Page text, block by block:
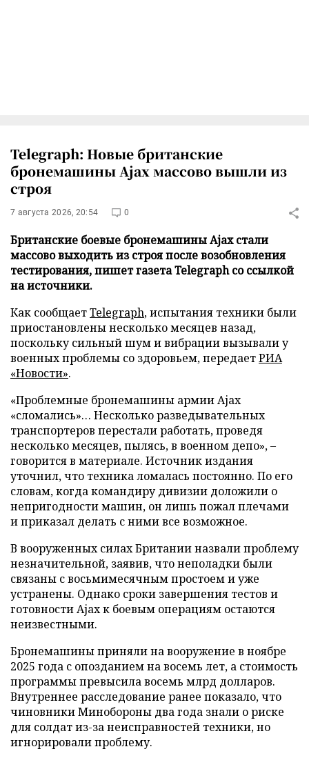
Telegraph: Новые британские
бронемашины Ajax массово вышли из
строя
7 августа 2026, 20:54 0
Британские боевые бронемашины Ajax стали
массово выходить из строя после возобновления
тестирования, пишет газета Telegraph со ссылкой
на источники.
Как сообщаетTelegraph, испытания техники были
приостановлены несколько месяцев назад,
поскольку сильный шум и вибрации вызывали у
военных проблемы со здоровьем, передаетРИА
«Новости».
«Проблемные бронемашины армии Ajax
«сломались»… Несколько разведывательных
транспортеров перестали работать, проведя
несколько месяцев, пылясь, в военном депо», –
говорится в материале. Источник издания
уточнил, что техника ломалась постоянно. По его
словам, когда командиру дивизии доложили о
непригодности машин, он лишь пожал плечами
и приказал делать с ними все возможное.
В вооруженных силах Британии назвали проблему
незначительной, заявив, что неполадки были
связаны с восьмимесячным простоем и уже
устранены. Однако сроки завершения тестов и
готовности Ajax к боевым операциям остаются
неизвестными.
Бронемашины приняли на вооружение в ноябре
2025 года с опозданием на восемь лет, а стоимость
программы превысила восемь млрд долларов.
Внутреннее расследование ранее показало, что
чиновники Минобороны два года знали о риске
для солдат из-за неисправностей техники, но
игнорировали проблему.